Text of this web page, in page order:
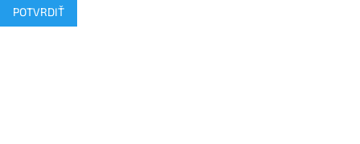
POTVRDIŤ